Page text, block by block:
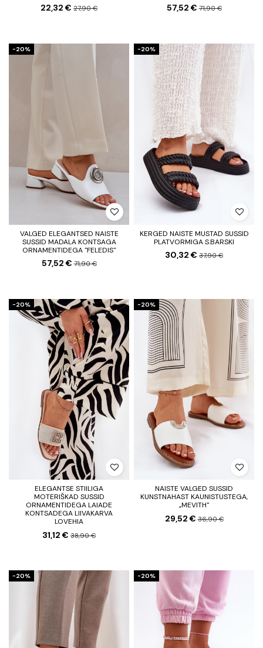
22,32 € 27,90 € 57,52 €71,90 €
−20%
VALGED ELEGANTSED NAISTE
SUSSID MADALA KONTSAGA
ORNAMENTIDEGA "FELEDIS"
57,52 €71,90 €
−20%
KERGED NAISTE MUSTAD SUSSID
PLATVORMIGA S.BARSKI
30,32 € 37,90 €
−20%
ELEGANTSE STIILIGA
MOTERIŠKAD SUSSID
ORNAMENTIDEGA LAIADE
KONTSADEGA LIIVAKARVA
LOVEHIA
31,12 € 38,90 €
−20%
NAISTE VALGED SUSSID
KUNSTNAHAST KAUNISTUSTEGA,
„MEVITH"
29,52 €36,90 €
−20% −20%